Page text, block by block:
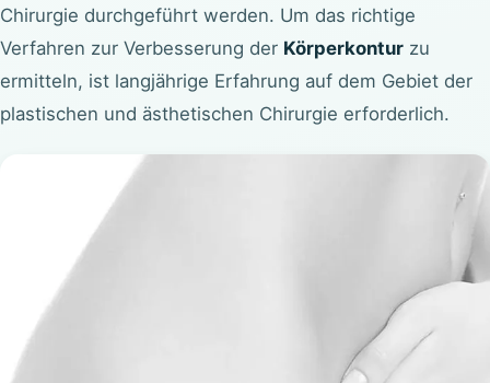
Chirurgie durchgeführt werden. Um das richtige
Verfahren zur Verbesserung der Körperkontur zu
ermitteln, ist langjährige Erfahrung auf dem Gebiet der
plastischen und ästhetischen Chirurgie erforderlich.